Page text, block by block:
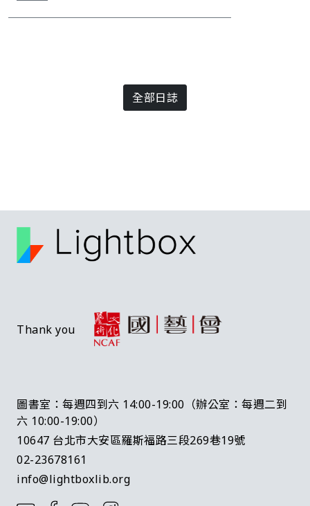
全部日誌
Thank you
圖書室：每週四到六 14:00-19:00（辦公室：每週二到
六 10:00-19:00）
10647 台北市大安區羅斯福路三段269巷19號
02-23678161
info@lightboxlib.org